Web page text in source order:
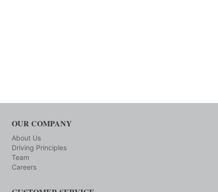
OUR COMPANY
About Us
Driving Principles
Team
Careers